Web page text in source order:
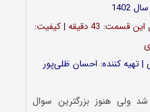
1402
تعداد قسمت‎ها: … اپیزود | مدت زمان این قسمت: 43 دقیقه | کیفیت:
ولی هنوز بزرگترین سوال